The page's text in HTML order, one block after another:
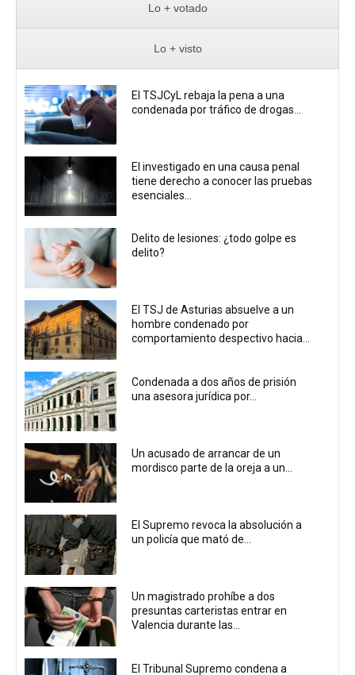
Lo + votado
Lo + visto
El TSJCyL rebaja la pena a una
condenada por tráfico de drogas...
El investigado en una causa penal
tiene derecho a conocer las pruebas
esenciales...
Delito de lesiones: ¿todo golpe es
delito?
El TSJ de Asturias absuelve a un
hombre condenado por
comportamiento despectivo hacia...
Condenada a dos años de prisión
una asesora jurídica por...
Un acusado de arrancar de un
mordisco parte de la oreja a un...
El Supremo revoca la absolución a
un policía que mató de...
Un magistrado prohíbe a dos
presuntas carteristas entrar en
Valencia durante las...
El Tribunal Supremo condena a